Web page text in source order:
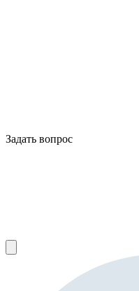
Задать вопрос